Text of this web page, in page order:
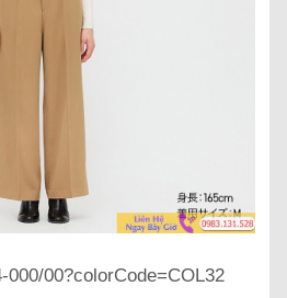
000/00?colorCode=COL32